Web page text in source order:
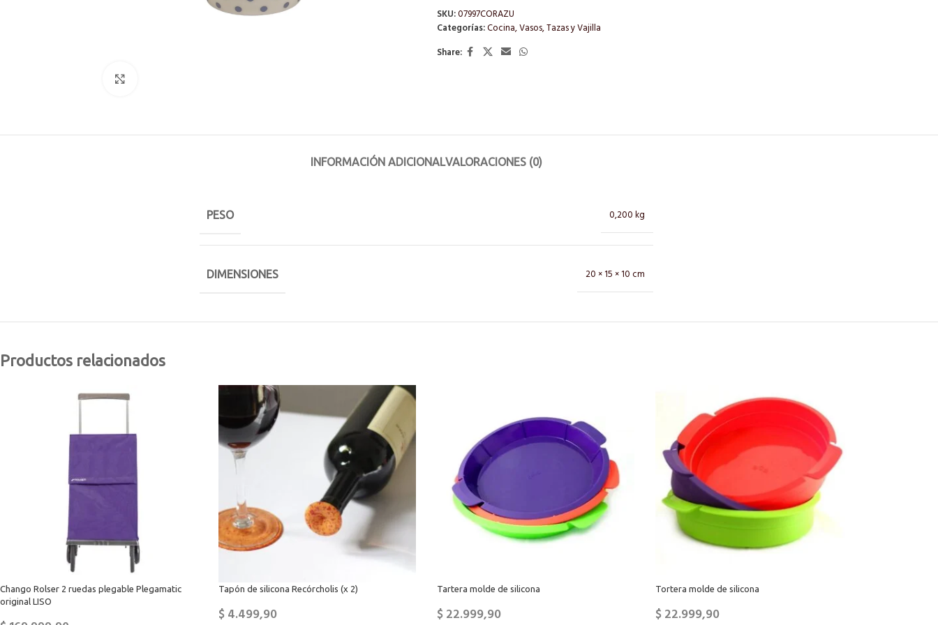
SKU:07997CORAZU
Categorías:Cocina,Vasos, Tazas y Vajilla
Share:
INFORMACIÓN ADICIONALVALORACIONES (0)
PESO 0,200 kg
DIMENSIONES 20 × 15 × 10 cm
Productos relacionados
Chango Rolser 2 ruedas plegable Plegamatic
original LISO
Tapón de silicona Recórcholis (x 2)
$4.499,90
Tartera molde de silicona
$22.999,90
Tortera molde de silicona
$22.999,90